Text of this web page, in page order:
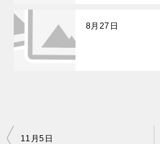
8月27日
投
11月5日